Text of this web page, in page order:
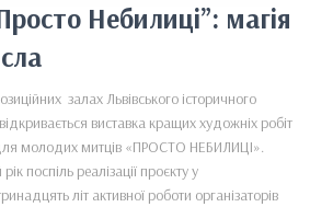
Небилиці”: магія
залах Львівського історичного
виставка кращих художніх робіт
для молодих митців «ПРОСТО НЕБИЛИЦІ».
поспіль реалізації проєкту у
літ активної роботи організаторів